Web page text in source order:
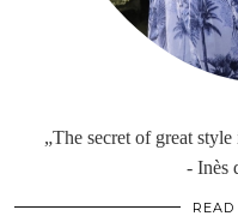
„The secret of great
- Inès